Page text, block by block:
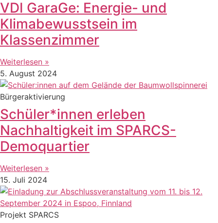
VDI GaraGe: Energie- und
Klimabewusstsein im
Klassenzimmer
Weiterlesen »
5. August 2024
Bürgeraktivierung
Schüler*innen erleben
Nachhaltigkeit im SPARCS-
Demoquartier
Weiterlesen »
15. Juli 2024
Projekt SPARCS